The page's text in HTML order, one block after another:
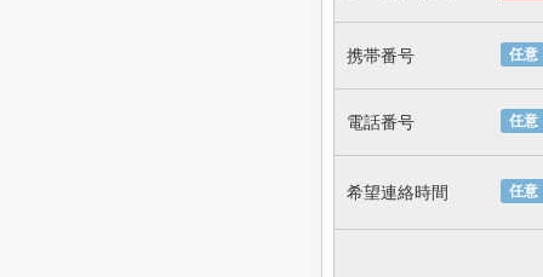
任意
携帯番号
任意
電話番号
任意
希望連絡時間